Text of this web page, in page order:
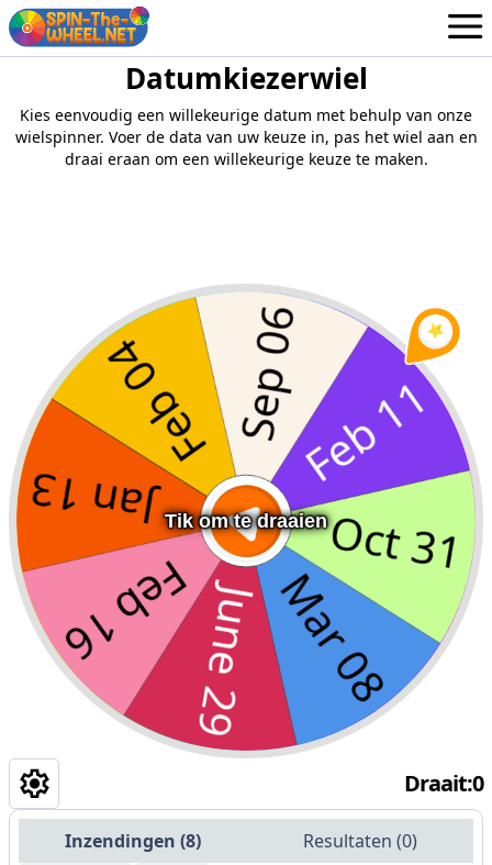
Login / Aanmelden
Datumkiezerwiel
Kies eenvoudig een willekeurige datum met behulp van onze
wielspinner. Voer de data van uw keuze in, pas het wiel aan en
draai eraan om een ​​willekeurige keuze te maken.
Tik om te draaien
0
:
Draait
Inzendingen (8) Resultaten (0)